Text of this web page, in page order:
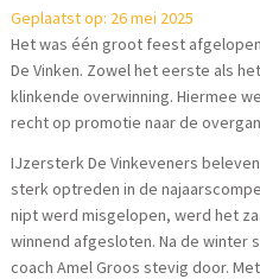
Geplaatst op: 26 mei 2025
Het was één groot feest
De Vinken. Zowel het eerste als
klinkende overwinning. Hiermee
recht op promotie naar de
IJzersterk De Vinkeveners
sterk optreden in de
nipt werd misgelopen, werd het
winnend afgesloten. Na de winter
coach Amel Groos stevig door.